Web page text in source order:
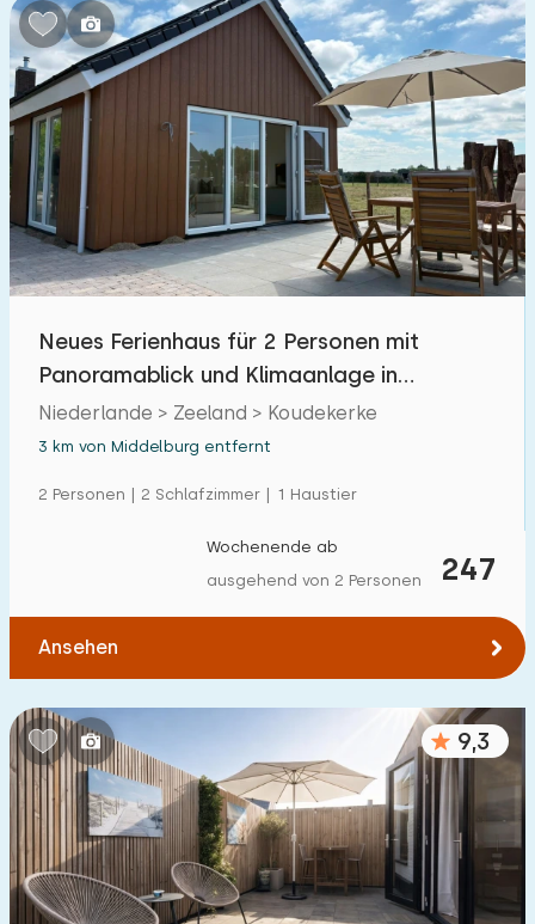
Neues Ferienhaus für 2 Personen mit
Panoramablick und Klimaanlage in
Koudekerke
Niederlande > Zeeland > Koudekerke
3 km von Middelburg entfernt
2 Personen | 2 Schlafzimmer | 1 Haustier
247
Wochenende ab
ausgehend von 2 Personen
Ansehen
9,3